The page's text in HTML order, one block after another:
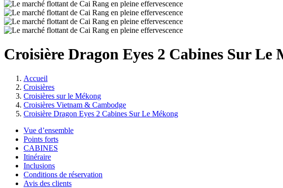
Croisière Dragon Eyes 2 Cabines Sur Le
Accueil
Croisières
Croisières sur le Mékong
Croisières Vietnam & Cambodge
Croisière Dragon Eyes 2 Cabines Sur Le Mékong
Vue d’ensemble
Points forts
CABINES
Itinéraire
Inclusions
Conditions de réservation
Avis des clients